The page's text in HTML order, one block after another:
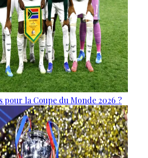
pour la Coupe du Monde 2026 ?